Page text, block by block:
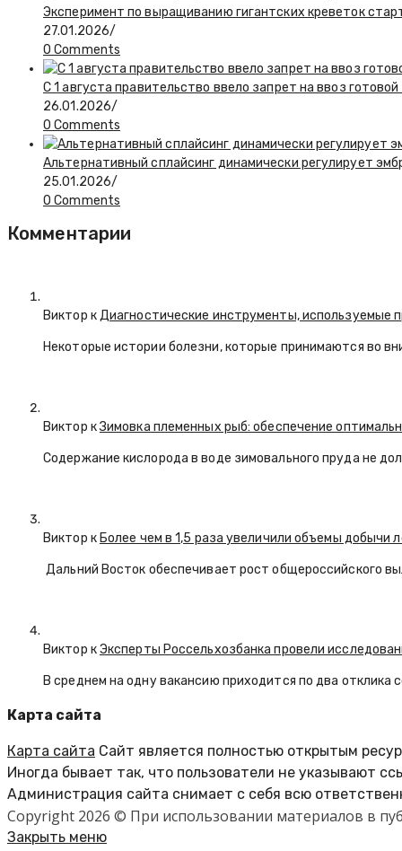
Эксперимент по выращиванию гигантских креветок
27.01.2026/
0 Comments
С 1 августа правительство ввело запрет на ввоз
26.01.2026/
0 Comments
Альтернативный сплайсинг динамически регулирует
25.01.2026/
0 Comments
Комментарии
Виктор кДиагностические инструменты, используемые
Некоторые истории болезни, которые принимаются во
Виктор кЗимовка племенных рыб: обеспечение
Содержание кислорода в воде зимовального пруда не
Виктор к Более чем в 1,5 раза увеличили объемы добычи
Дальний Восток обеспечивает рост общероссийского
Виктор кЭксперты Россельхозбанка провели
В среднем на одну вакансию приходится по два отклика
Карта сайта
Карта сайта Сайт является полностью открытым
Иногда бывает так, что пользователи не указывают
Администрация сайта снимает с себя всю
Copyright 2026 © При использовании материалов в
Закрыть меню